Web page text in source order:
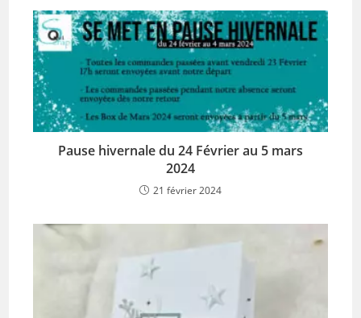
Pause hivernale du 24 Février au 5 mars
2024
21 février 2024